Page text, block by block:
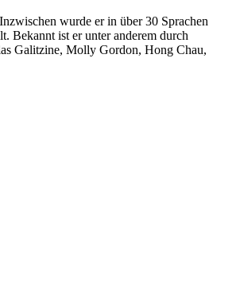
wurde er in über 30 Sprachen
Bekannt ist er unter anderem durch
Galitzine, Molly Gordon, Hong Chau,